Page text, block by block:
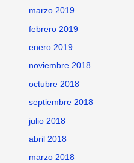
marzo 2019
febrero 2019
enero 2019
noviembre 2018
octubre 2018
septiembre 2018
julio 2018
abril 2018
marzo 2018